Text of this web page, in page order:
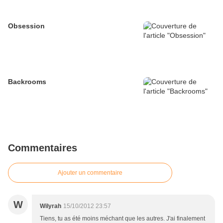
Obsession
Backrooms
Commentaires
Ajouter un commentaire
W Wilyrah 15/10/2012 23:57
Tiens, tu as été moins méchant que les autres. J'ai finalement